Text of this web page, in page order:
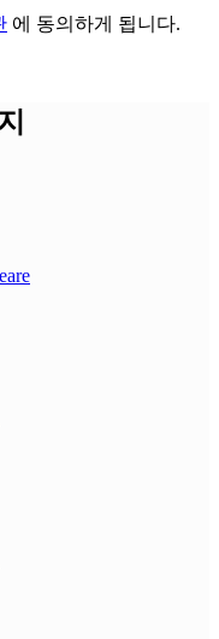
에 동의하게 됩니다.